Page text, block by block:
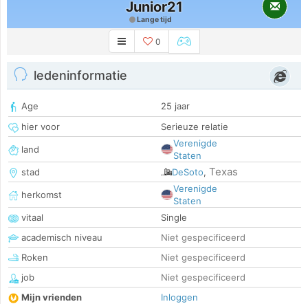
Junior21
Lange tijd
0
ledeninformatie
Age
25 jaar
hier voor
Serieuze relatie
land
Verenigde
Staten
stad
DeSoto, Texas
herkomst
Verenigde
Staten
vitaal
Single
academisch niveau
Niet gespecificeerd
Roken
Niet gespecificeerd
job
Niet gespecificeerd
Mijn vrienden
Inloggen